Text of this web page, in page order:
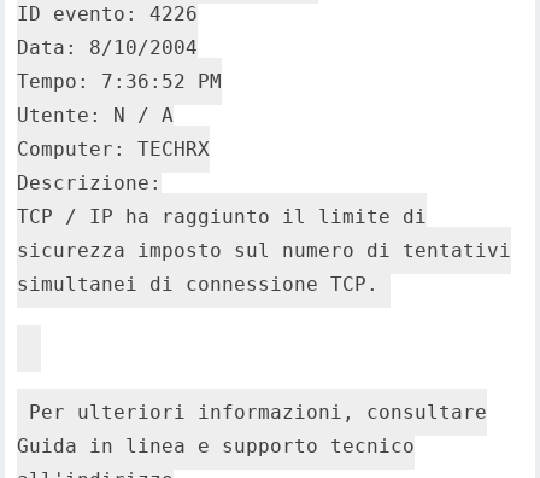
ID evento: 4226
Data: 8/10/2004
Tempo: 7:36:52 PM
Utente: N / A
Computer: TECHRX
Descrizione:
TCP / IP ha raggiunto il limite di
sicurezza imposto sul numero di tentativi
simultanei di connessione TCP.
Per ulteriori informazioni, consultare
Guida in linea e supporto tecnico